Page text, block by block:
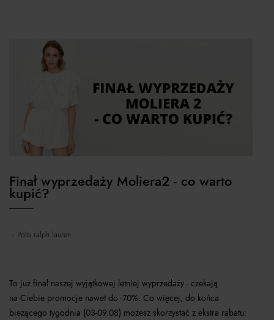
Finał wyprzedaży Moliera2 - co warto
kupić?
polo ralph lauren
To już finał naszej wyjątkowej letniej wyprzedaży - czekają
na Ciebie promocje nawet do -70%. Co więcej, do końca
bieżącego tygodnia (03-09.08) możesz skorzystać z ekstra rabatu: